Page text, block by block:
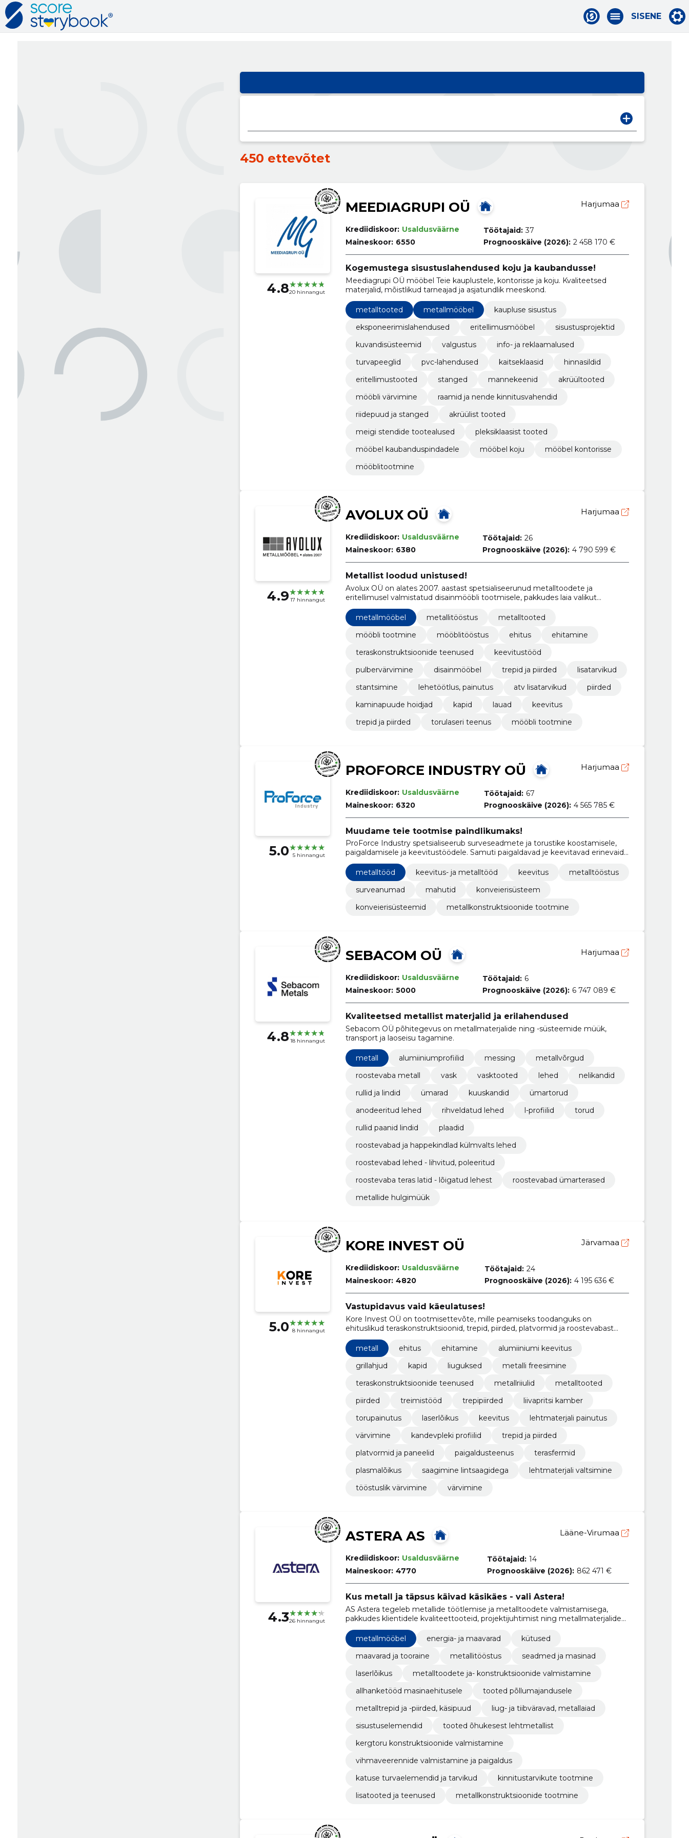
SISENE
450 ettevõtet
4.820 hinnangut
MEEDIAGRUPI OÜ Harjumaa
Krediidiskoor: Usaldusväärne
Maineskoor: 6550
Töötajaid: 37
Prognooskäive (2026): 2 458 170 €
Kogemustega sisustuslahendused koju ja kaubandusse!
Meediagrupi OÜ mööbel Teie kauplustele, kontorisse ja koju. Kvaliteetsed
materjalid, mõistlikud tarneajad ja asjatundlik meeskond.
metalltooted metallmööbel
kaupluse sisustus
eksponeerimislahendused
eritellimusmööbel
sisustusprojektid
kuvandisüsteemid
valgustus
info- ja reklaamalused
turvapeeglid
pvc-lahendused kaitseklaasid
hinnasildid
eritellimustooted
stanged mannekeenid
akrüültooted
mööbli värvimine
raamid ja nende kinnitusvahendid
riidepuud ja stanged
akrüülist tooted
meigi stendide tootealused
pleksiklaasist tooted
mööbel kaubanduspindadele
mööbel koju
mööbel kontorisse
mööblitootmine
4.9 17 hinnangut
AVOLUX OÜ Harjumaa
Krediidiskoor: Usaldusväärne
Maineskoor: 6380
Töötajaid: 26
Prognooskäive (2026): 4 790 599 €
Metallist loodud unistused!
Avolux OÜ on alates 2007. aastast spetsialiseerunud metalltoodete ja
eritellimusel valmistatud disainmööbli tootmisele, pakkudes laia valikut
metallmööbel
metallitööstus
metalltooted
mööbli tootmine
mööblitööstus ehitus
ehitamine
teraskonstruktsioonide teenused
keevitustööd
pulbervärvimine
disainmööbel trepid ja piirded
lisatarvikud
stantsimine
lehetöötlus, painutus atv lisatarvikud
piirded
kaminapuude hoidjad
kapid lauad
keevitus
trepid ja piirded
torulaseri teenus mööbli tootmine
5.0 5 hinnangut
PROFORCE INDUSTRY OÜ Harjumaa
Krediidiskoor: Usaldusväärne
Maineskoor: 6320
Töötajaid: 67
Prognooskäive (2026): 4 565 785 €
Muudame teie tootmise paindlikumaks!
ProForce Industry spetsialiseerub surveseadmete ja torustike koostamisele,
paigaldamisele ja keevitustöödele. Samuti paigaldavad je keevitavad erinevaid
metallkonstruktsioone.
metalltööd
keevitus- ja metalltööd keevitus
metalltööstus
surveanumad
mahutid
konveierisüsteem
konveierisüsteemid
metallkonstruktsioonide tootmine
4.8 18 hinnangut
SEBACOM OÜ Harjumaa
Krediidiskoor: Usaldusväärne
Maineskoor: 5000
Töötajaid: 6
Prognooskäive (2026): 6 747 089 €
Kvaliteetsed metallist materjalid ja erilahendused
Sebacom OÜ põhitegevus on metallmaterjalide ning -süsteemide müük,
transport ja laoseisu tagamine.
metall alumiiniumprofiilid messing
metallvõrgud
roostevaba metall
vask vasktooted lehed
nelikandid
rullid ja lindid
ümarad kuuskandid
ümartorud
anodeeritud lehed
rihveldatud lehed l-profiilid
torud
rullid paanid lindid
plaadid
roostevabad ja happekindlad külmvalts lehed
roostevabad lehed - lihvitud, poleeritud
roostevaba teras latid - lõigatud lehest
roostevabad ümarterased
metallide hulgimüük
5.0 8 hinnangut
KORE INVEST OÜ Järvamaa
Krediidiskoor: Usaldusväärne
Maineskoor: 4820
Töötajaid: 24
Prognooskäive (2026): 4 195 636 €
Vastupidavus vaid käeulatuses!
Kore Invest OÜ on tootmisettevõte, mille peamiseks toodanguks on
ehituslikud teraskonstruktsioonid, trepid, piirded, platvormid ja roostevabast
terasest tooted.
metall
ehitus ehitamine
alumiiniumi keevitus
grillahjud
kapid liuguksed
metalli freesimine
teraskonstruktsioonide teenused
metallriiulid
metalltooted
piirded
treimistööd trepipiirded
liivapritsi kamber
torupainutus
laserlõikus keevitus
lehtmaterjali painutus
värvimine
kandevpleki profiilid
trepid ja piirded
platvormid ja paneelid
paigaldusteenus
terasfermid
plasmalõikus
saagimine lintsaagidega
lehtmaterjali valtsimine
tööstuslik värvimine
värvimine
4.326 hinnangut
ASTERA AS Lääne-Virumaa
Krediidiskoor: Usaldusväärne
Maineskoor: 4770
Töötajaid: 14
Prognooskäive (2026): 862 471 €
Kus metall ja täpsus käivad käsikäes - vali Astera!
AS Astera tegeleb metallide töötlemise ja metalltoodete valmistamisega,
pakkudes klientidele kvaliteettooteid, projektijuhtimist ning metallmaterjalide
müüki.
metallmööbel
energia- ja maavarad
kütused
maavarad ja tooraine
metallitööstus
seadmed ja masinad
laserlõikus
metalltoodete ja- konstruktsioonide valmistamine
allhanketööd masinaehitusele
tooted põllumajandusele
metalltrepid ja -piirded, käsipuud
liug- ja tiibväravad, metallaiad
sisustuselemendid
tooted õhukesest lehtmetallist
kergtoru konstruktsioonide valmistamine
vihmaveerennide valmistamine ja paigaldus
katuse turvaelemendid ja tarvikud
kinnitustarvikute tootmine
lisatooted ja teenused
metallkonstruktsioonide tootmine